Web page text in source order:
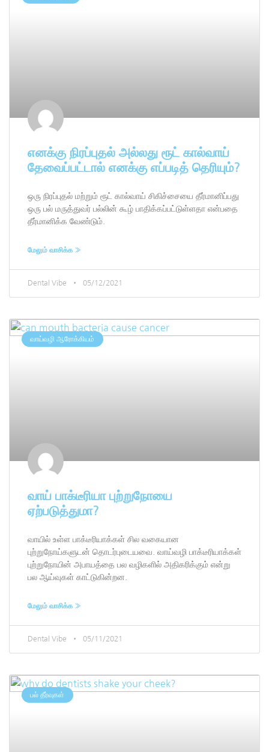
எனக்கு நிரப்புதல் அல்லது ரூட் கால்வாய்
தேவைப்பட்டால் எனக்கு எப்படித் தெரியும்?
ஒரு நிரப்புதல் மற்றும் ரூட் கால்வாய் சிகிச்சையை தீர்மானிப்பது
ஒரு பல் மருத்துவர் பல்லின் கூழ் பாதிக்கப்பட்டுள்ளதா என்பதை
தீர்மானிக்க வேண்டும்.
மேலும் வாசிக்க »
Dental Vibe 05/12/2021
வாய்வழி ஆரோக்கியம்
வாய் பாக்டீரியா புற்றுநோயை
ஏற்படுத்துமா?
வாயில் உள்ள பாக்டீரியாக்கள் சில வகையான
புற்றுநோய்களுடன் தொடர்புடையவை. வாய்வழி பாக்டீரியாக்கள்
புற்றுநோயின் அபாயத்தை பல வழிகளில் அதிகரிக்கும் என்று
பல ஆய்வுகள் காட்டுகின்றன.
மேலும் வாசிக்க »
Dental Vibe 05/11/2021
பல் தீர்வுகள்